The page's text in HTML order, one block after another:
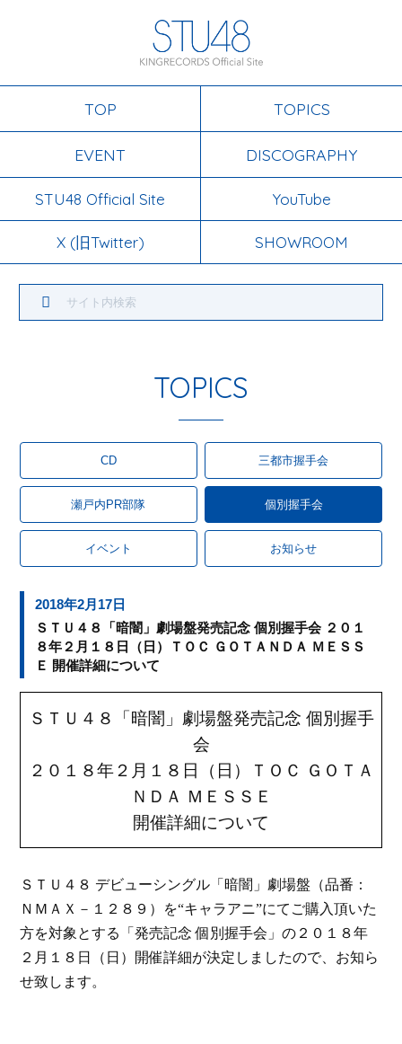
TOP TOPICS
EVENT DISCOGRAPHY
STU48 Official Site YouTube
X (旧Twitter) SHOWROOM
TOPICS
CD 三都市握手会
瀬戸内PR部隊 個別握手会
イベント お知らせ
2018年2月17日
ＳＴＵ４８「暗闇」劇場盤発売記念 個別握手会 ２０１
８年２月１８日（日）ＴＯＣ ＧＯＴＡＮＤＡ ＭＥＳＳ
Ｅ 開催詳細について
ＳＴＵ４８「暗闇 」劇場盤発売記念 個別握手
会
２０１８年２月１８日（日）ＴＯＣ ＧＯＴＡ
ＮＤＡ ＭＥＳＳＥ
開催詳細について
ＳＴＵ４８ デビューシングル 「暗闇」劇場盤 （品番：
ＮＭＡＸ－１２８９）を“キャラアニ”にて ご購入頂いた
方を対象とする「発売記念 個別握手会」の２０１８年
２月１８日（日）開催詳細が決定しましたので、お知ら
せ致します。